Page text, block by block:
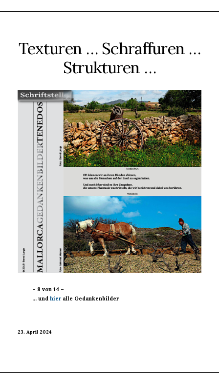
Texturen … Schraffuren …
Strukturen …
– 8 von 14 –
… undhier alle Gedankenbilder
23. April 2024